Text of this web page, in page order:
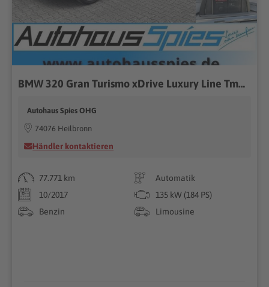
BMW 320 Gran Turismo xDrive Luxury Line Tmat Leder LED
Autohaus Spies OHG
74076 Heilbronn
Händler kontaktieren
77.771 km
Automatik
10/2017
135 kW (184 PS)
Benzin
Limousine